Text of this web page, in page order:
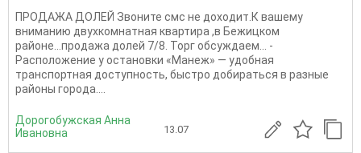
ПРОДАЖА ДОЛЕЙ Звоните смс не доходит.К вашему
вниманию двухкомнатная квартира ,в Бежицком
районе...продажа долей 7/8. Торг обсуждаем... -
Расположение у остановки «Манеж» — удобная
транспортная доступность, быстро добираться в разные
районы города....
Дорогобужская Анна
Ивановна
13.07